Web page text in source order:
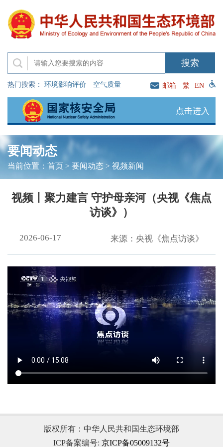
热门搜索： 环境影响评价 空气质量 邮箱 繁 EN
点击进入
要闻动态
当前位置： 首页> 要闻动态 > 视频新闻
视频丨聚力建言 守护母亲河（央视《焦点
访谈》）
2026-06-17 来源：央视《焦点访谈》
版权所有：中华人民共和国生态环境部
ICP备案编号: 京ICP备05009132号